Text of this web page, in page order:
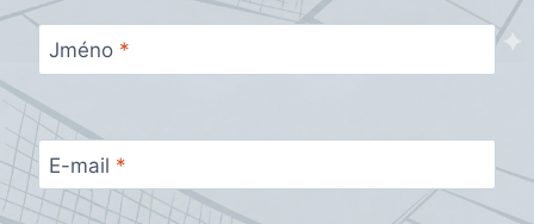
Jméno *
E-mail *